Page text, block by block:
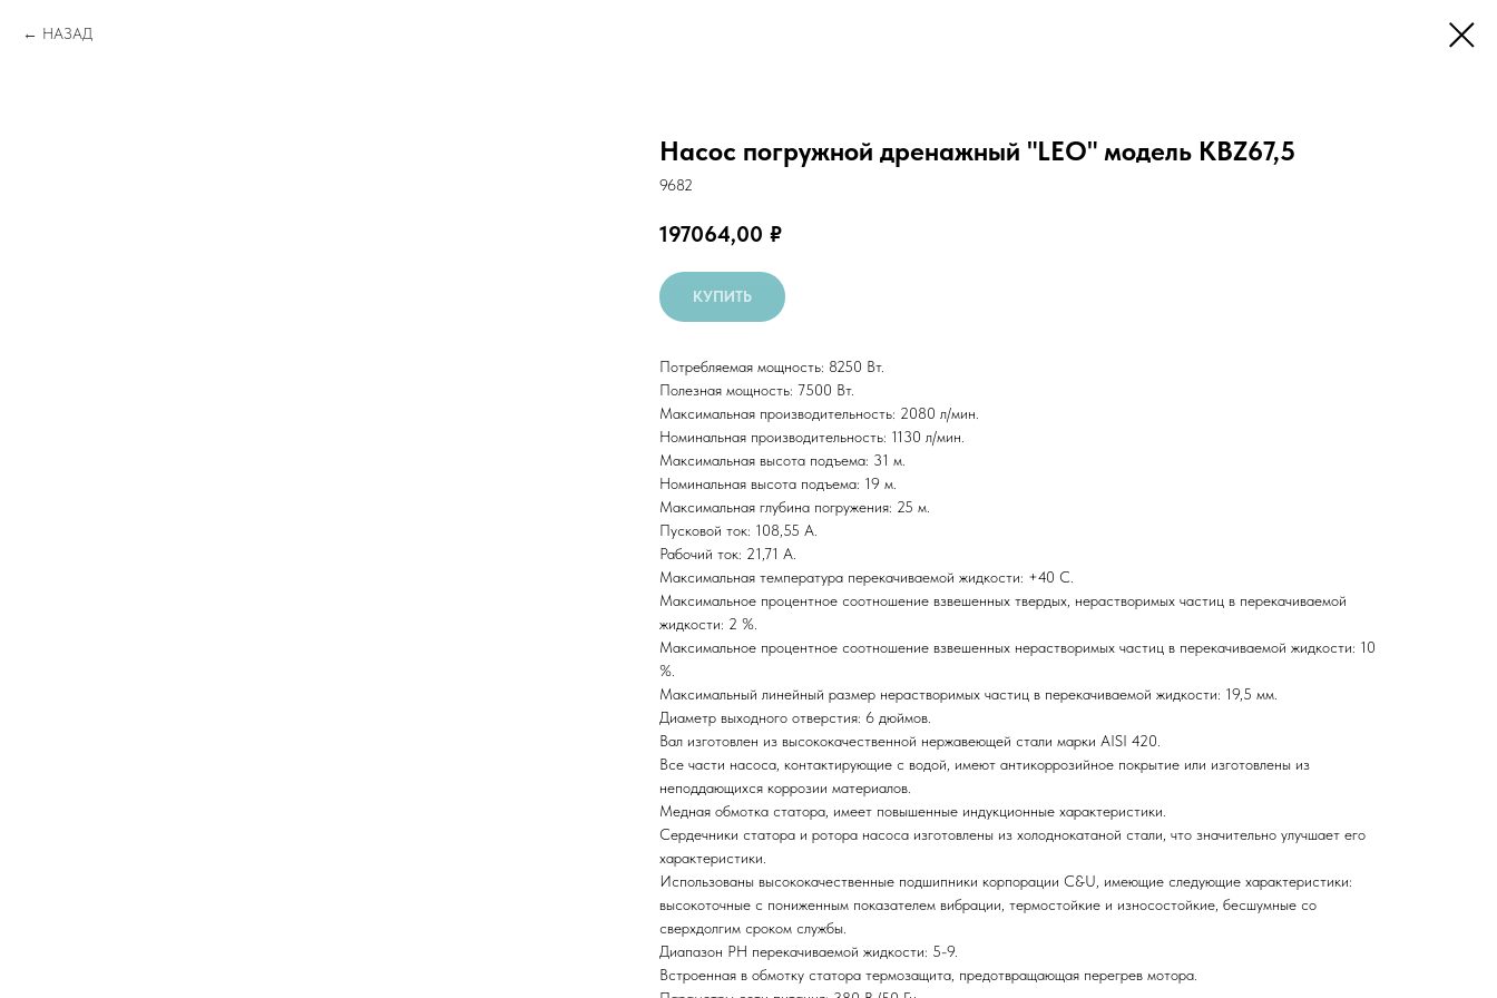
НАЗАД
Насос погружной дренажный "LEO" модель KBZ67,5
9682
197064,00 ₽
КУПИТЬ
Потребляемая мощность: 8250 Вт.
Полезная мощность: 7500 Вт.
Максимальная производительность: 2080 л/мин.
Номинальная производительность: 1130 л/мин.
Максимальная высота подъема: 31 м.
Номинальная высота подъема: 19 м.
Максимальная глубина погружения: 25 м.
Пусковой ток: 108,55 А.
Рабочий ток: 21,71 А.
Максимальная температура перекачиваемой жидкости: +40 С.
Максимальное процентное соотношение взвешенных твердых, нерастворимых частиц в перекачиваемой
жидкости: 2 %.
Максимальное процентное соотношение взвешенных нерастворимых частиц в перекачиваемой жидкости: 10
%.
Максимальный линейный размер нерастворимых частиц в перекачиваемой жидкости: 19,5 мм.
Диаметр выходного отверстия: 6 дюймов.
Вал изготовлен из высококачественной нержавеющей стали марки AISI 420.
Все части насоса, контактирующие с водой, имеют антикоррозийное покрытие или изготовлены из
неподдающихся коррозии материалов.
Медная обмотка статора, имеет повышенные индукционные характеристики.
Сердечники статора и ротора насоса изготовлены из холоднокатаной стали, что значительно улучшает его
характеристики.
Использованы высококачественные подшипники корпорации C&U, имеющие следующие характеристики:
высокоточные с пониженным показателем вибрации, термостойкие и износостойкие, бесшумные со
сверхдолгим сроком службы.
Диапазон РН перекачиваемой жидкости: 5-9.
Встроенная в обмотку статора термозащита, предотвращающая перегрев мотора.